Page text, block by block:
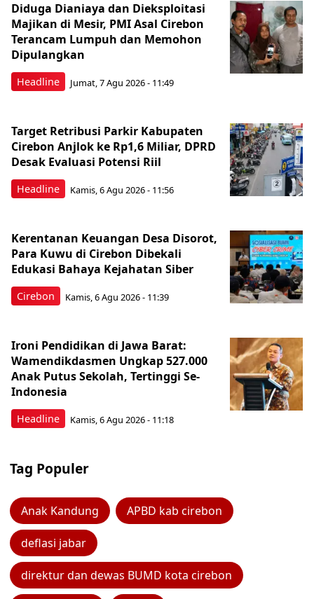
Headline
Diduga Dianiaya dan Dieksploitasi
Majikan di Mesir, PMI Asal Cirebon
Terancam Lumpuh dan Memohon
Dipulangkan
Jumat, 7 Agu 2026 - 11:49
Headline
Target Retribusi Parkir Kabupaten
Cirebon Anjlok ke Rp1,6 Miliar, DPRD
Desak Evaluasi Potensi Riil
Kamis, 6 Agu 2026 - 11:56
Cirebon
Kerentanan Keuangan Desa Disorot,
Para Kuwu di Cirebon Dibekali
Edukasi Bahaya Kejahatan Siber
Kamis, 6 Agu 2026 - 11:39
Headline
Ironi Pendidikan di Jawa Barat:
Wamendikdasmen Ungkap 527.000
Anak Putus Sekolah, Tertinggi Se-
Indonesia
Kamis, 6 Agu 2026 - 11:18
Tag Populer
Anak Kandung APBD kab cirebon
deflasi jabar
direktur dan dewas BUMD kota cirebon